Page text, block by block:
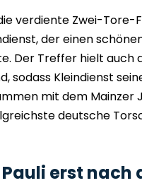
verdiente Zwei-Tore-
der einen
Der Treffer hielt auch
sodass Kleindienst
mit dem
deutsche
Pauli erst nach